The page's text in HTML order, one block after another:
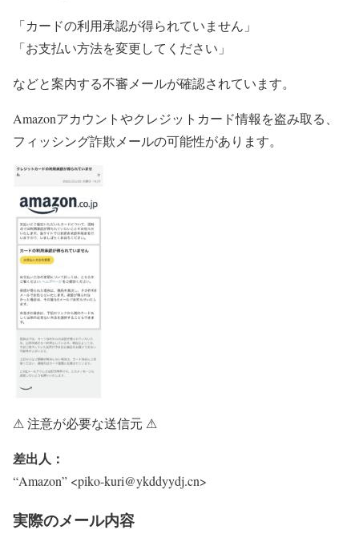
「カードの利用承認が得られていません」
「お支払い方法を変更してください」
などと案内する不審メールが確認されています。
Amazonアカウントやクレジットカード情報を盗み取る、
フィッシング詐欺メールの可能性があります。
⚠ 注意が必要な送信元 ⚠
差出人：
“Amazon” <piko-kuri@ykddyydj.cn>
実際のメール内容